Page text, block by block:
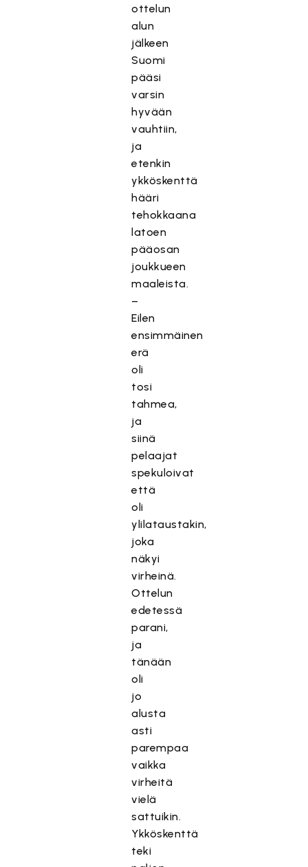
ottelun
alun
jälkeen
Suomi
pääsi
varsin
hyvään
vauhtiin,
ja
etenkin
ykköskenttä
hääri
tehokkaana
latoen
pääosan
joukkueen
maaleista.
–
Eilen
ensimmäinen
erä
oli
tosi
tahmea,
ja
siinä
pelaajat
spekuloivat
että
oli
ylilataustakin,
joka
näkyi
virheinä.
Ottelun
edetessä
parani,
ja
tänään
oli
jo
alusta
asti
parempaa
vaikka
virheitä
vielä
sattuikin.
Ykköskenttä
teki